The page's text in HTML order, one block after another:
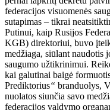
federacijos visuomenės
sutapimas – tikrai
Putinui, kaip Rusijos
KGB) direktoriui, buvo
medžiaga, siūlant naudotis
saugumo užtikrinimui.
kai galutinai baigė
Prediktorius“ branduolys,
nuolatos siunčia savo
federacijos valdymo